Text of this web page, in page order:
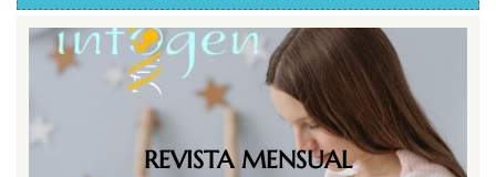
REVISTA MENSUAL